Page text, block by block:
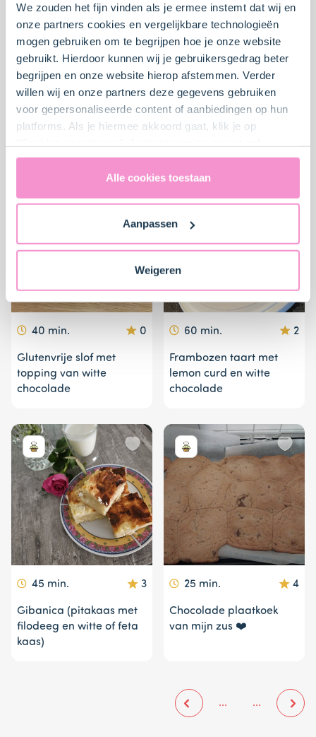
We zouden het fijn vinden als je ermee instemt dat wij en
onze partners cookies en vergelijkbare technologieën
mogen gebruiken om te begrijpen hoe je onze website
gebruikt. Hierdoor kunnen wij je gebruikersgedrag beter
begrijpen en onze website hierop afstemmen. Verder
willen wij en onze partners deze gegevens gebruiken
voor gepersonaliseerde content of aanbiedingen op hun
platforms. Als je hiermee akkoord gaat, klik je op
uitdrukkelijk een eventuele gegevensoverdracht naar de
Verenigde Staten in de zin van artikel 49 AVG. Raadpleeg
ons
naar technology providers en partners in de Verenigde
Staten. Je kunt op elk moment van gedachten
Alle cookies toestaan
Aanpassen
Weigeren
30 min. 0
Gezonde
Herfstkwarktaart
15 min.
Goddelijke wafels
40 min. 0
Glutenvrije slof met
topping van witte
chocolade
60 min. 2
Frambozen taart met
lemon curd en witte
chocolade
45 min. 3
Gibanica (pitakaas met
filodeeg en witte of feta
kaas)
25 min. 4
Chocolade plaatkoek
van mijn zus ❤️
... ...